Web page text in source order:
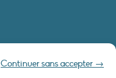
Continuer sans accepter →